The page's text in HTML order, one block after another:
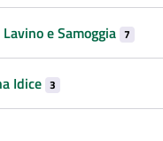
e Samoggia 7
Idice 3